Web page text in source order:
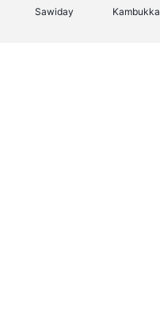
Sawiday Kambukka